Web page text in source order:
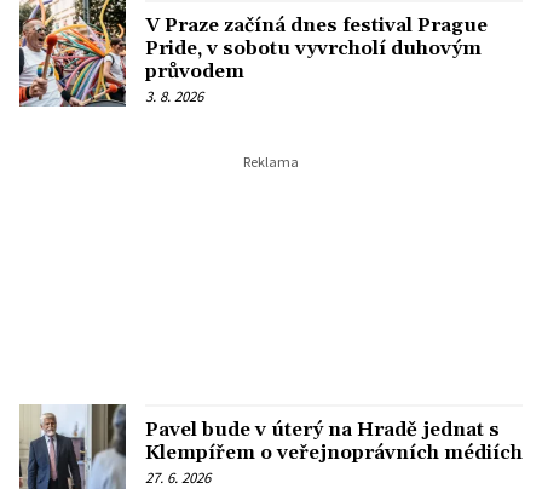
V Praze začíná dnes festival Prague
Pride, v sobotu vyvrcholí duhovým
průvodem
3. 8. 2026
Pavel bude v úterý na Hradě jednat s
Klempířem o veřejnoprávních médiích
27. 6. 2026